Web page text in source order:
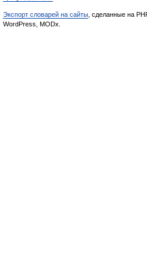
Экспорт словарей на сайты , сделанные на
WordPress, MODx.